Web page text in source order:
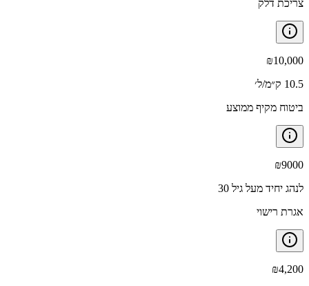
צריכת דלק
₪10,000
10.5 ק״מ/ל׳
ביטוח מקיף ממוצע
₪9000
לנהג יחיד מעל גיל 30
אגרת רישוי
₪4,200